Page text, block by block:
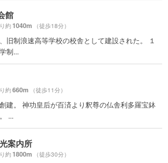
館
約1040m （徒歩18分）
旧制浪速高等学校の校舎として建設された。 １
制...
約660m （徒歩11分）
建。 神功皇后が百済より釈尊の仏舎利多羅宝鉢
...
案内所
約1800m （徒歩30分）